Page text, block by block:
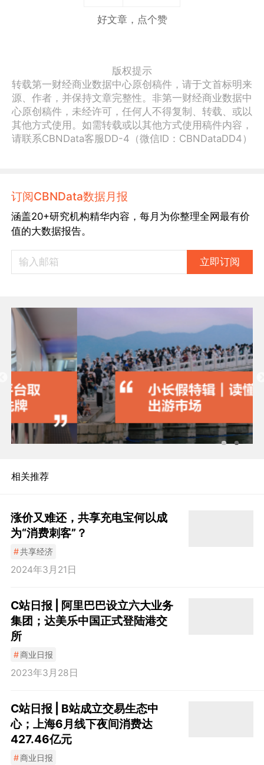
好文章，点个赞
版权提示
转载第一财经商业数据中心原创稿件，请于文首标明来
源、作者，并保持文章完整性。非第一财经商业数据中
心原创稿件，未经许可，任何人不得复制、转载、或以
其他方式使用。如需转载或以其他方式使用稿件内容，
请联系CBNData客服DD-4（微信ID：CBNDataDD4）
订阅CBNData数据月报
涵盖20+研究机构精华内容，每月为你整理全网最有价
值的大数据报告。
立即订阅
相关推荐
涨价又难还，共享充电宝何以成
为“消费刺客”？
#共享经济
2024年3月21日
C站日报 | 阿里巴巴设立六大业务
集团；达美乐中国正式登陆港交
所
#商业日报
2023年3月28日
C站日报 | B站成立交易生态中
心；上海6月线下夜间消费达
427.46亿元
#商业日报